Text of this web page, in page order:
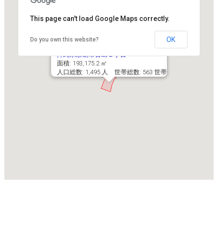
沖縄県那覇市古島１丁目
面積: 193,175.2 ㎡
人口総数: 1,495 人 世帯総数: 563 世帯
This page can't load Google Maps correctly.
Do you own this website? OK